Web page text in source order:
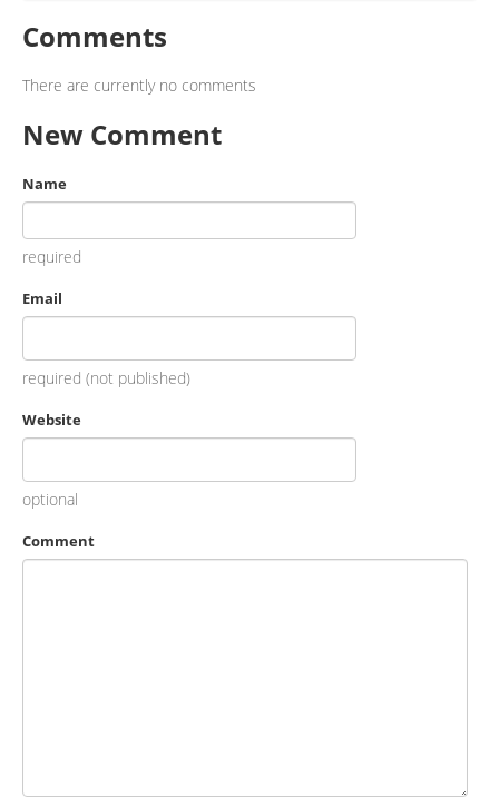
Comments
There are currently no comments
New Comment
Name
required
Email
required (not published)
Website
optional
Comment